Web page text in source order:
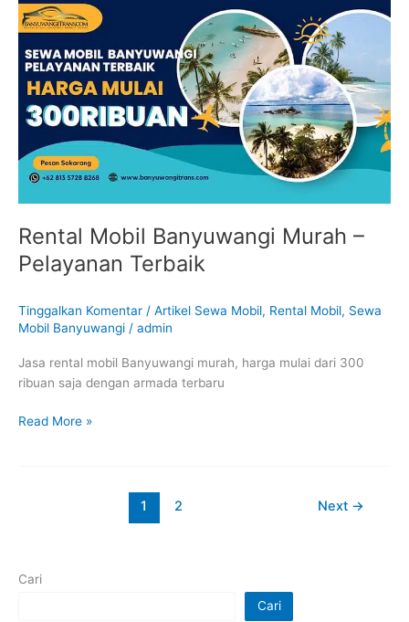
Rental Mobil Banyuwangi Murah –
Pelayanan Terbaik
Tinggalkan Komentar / Artikel Sewa Mobil, Rental Mobil, Sewa
Mobil Banyuwangi / admin
Jasa rental mobil Banyuwangi murah, harga mulai dari 300
ribuan saja dengan armada terbaru
Mobil
Banyuwangi
Murah
Pelayanan
Terbaik
Read More »
1 2 Next →
Cari
Cari